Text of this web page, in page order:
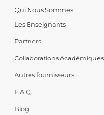
Qui Nous Sommes
Les Enseignants
Partners
Collaborations Académiques
Autres fournisseurs
F.A.Q.
Blog